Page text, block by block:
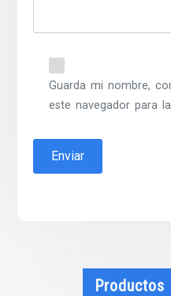
Guarda mi nombre,
este navegador para
Productos